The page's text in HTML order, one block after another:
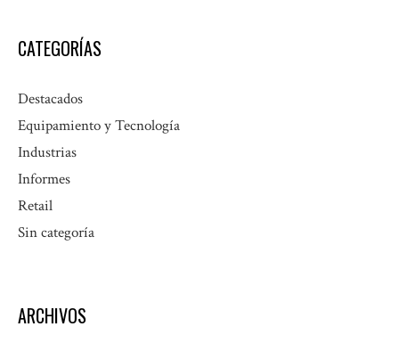
CATEGORÍAS
Destacados
Equipamiento y Tecnología
Industrias
Informes
Retail
Sin categoría
ARCHIVOS